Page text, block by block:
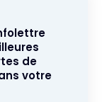
de
votre